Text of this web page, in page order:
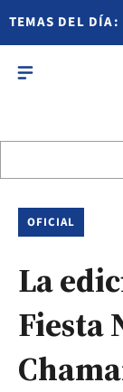
TEMAS DEL DÍA:
OFICIAL
La
Fiesta